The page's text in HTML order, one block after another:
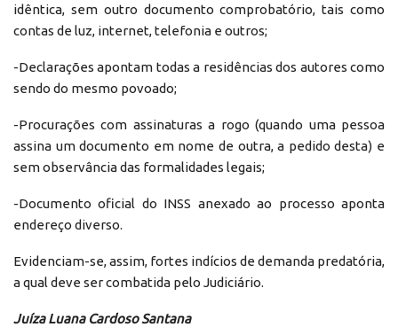
idêntica, sem outro documento comprobatório, tais como
contas de luz, internet, telefonia e outros;
-Declarações apontam todas a residências dos autores como
sendo do mesmo povoado;
-Procurações com assinaturas a rogo (quando uma pessoa
assina um documento em nome de outra, a pedido desta) e
sem observância das formalidades legais;
-Documento oficial do INSS anexado ao processo aponta
endereço diverso.
Evidenciam-se, assim, fortes indícios de demanda predatória,
a qual deve ser combatida pelo Judiciário.
Juíza Luana Cardoso Santana